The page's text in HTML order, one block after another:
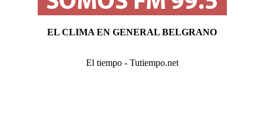
EL CLIMA EN GENERAL BELGRANO
El tiempo - Tutiempo.net